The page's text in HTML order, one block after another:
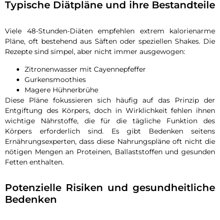
Typische Diätpläne und ihre Bestandteile
Viele 48-Stunden-Diäten empfehlen extrem kalorienarme
Pläne, oft bestehend aus Säften oder speziellen Shakes. Die
Rezepte sind simpel, aber nicht immer ausgewogen:
Zitronenwasser mit Cayennepfeffer
Gurkensmoothies
Magere Hühnerbrühe
Diese Pläne fokussieren sich häufig auf das Prinzip der
Entgiftung des Körpers, doch in Wirklichkeit fehlen ihnen
wichtige Nährstoffe, die für die tägliche Funktion des
Körpers erforderlich sind. Es gibt Bedenken seitens
Ernährungsexperten, dass diese Nahrungspläne oft nicht die
nötigen Mengen an Proteinen, Ballaststoffen und gesunden
Fetten enthalten.
Potenzielle Risiken und gesundheitliche
Bedenken